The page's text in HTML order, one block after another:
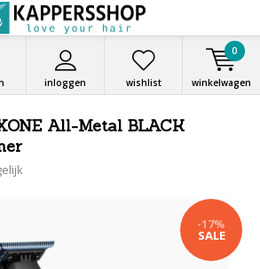
inloggen wishlist winkelwagen
0
All-Metal BLACK
-17%
SALE